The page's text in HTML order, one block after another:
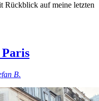
Rückblick auf meine letzten
B.